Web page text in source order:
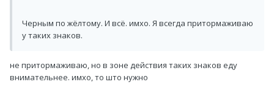
Черным по жёлтому. И всё. имхо. Я всегда притормаживаю
у таких знаков.
не притормаживаю, но в зоне действия таких знаков еду
внимательнее. имхо, то што нужно